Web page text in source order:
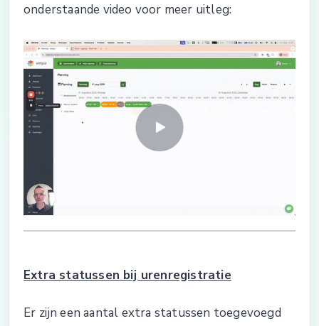
onderstaande video voor meer uitleg:
Extra statussen bij urenregistratie
Er zijn een aantal extra statussen toegevoegd